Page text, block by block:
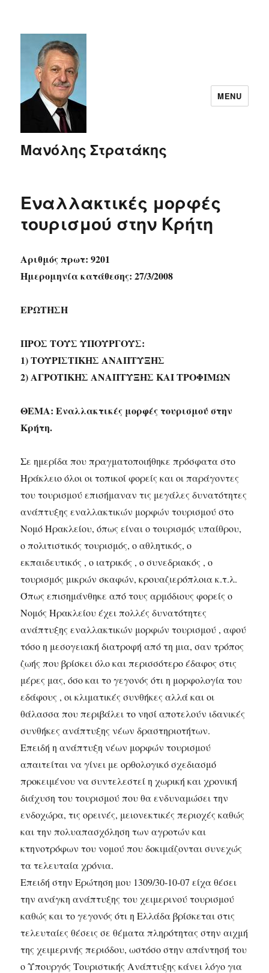
Μανόλης Στρατάκης
MENU
Εναλλακτικές μορφές
τουρισμού στην Κρήτη
Αριθμός πρωτ: 9201
Ημερομηνία κατάθεσης: 27/3/2008
ΕΡΩΤΗΣΗ
ΠΡΟΣ ΤΟΥΣ ΥΠΟΥΡΓΟΥΣ:
1) ΤΟΥΡΙΣΤΙΚΗΣ ΑΝΑΠΤΥΞΗΣ
2) ΑΓΡΟΤΙΚΗΣ ΑΝΑΠΤΥΞΗΣ ΚΑΙ ΤΡΟΦΙΜΩΝ
ΘΕΜΑ: Εναλλακτικές μορφές τουρισμού στην
Κρήτη.
Σε ημερίδα που πραγματοποιήθηκε πρόσφατα στο
Ηράκλειο όλοι οι τοπικοί φορείς και οι παράγοντες
του τουρισμού επισήμαναν τις μεγάλες δυνατότητες
ανάπτυξης εναλλακτικών μορφών τουρισμού στο
Νομό Ηρακλείου, όπως είναι ο τουρισμός υπαίθρου,
ο πολιτιστικός τουρισμός, ο αθλητικός, ο
εκπαιδευτικός , ο ιατρικός , ο συνεδριακός , ο
τουρισμός μικρών σκαφών, κρουαζιερόπλοια κ.τ.λ.
Όπως επισημάνθηκε από τους αρμόδιους φορείς ο
Νομός Ηρακλείου έχει πολλές δυνατότητες
ανάπτυξης εναλλακτικών μορφών τουρισμού , αφού
τόσο η μεσογειακή διατροφή από τη μια, σαν τρόπος
ζωής που βρίσκει όλο και περισσότερο έδαφος στις
μέρες μας, όσο και το γεγονός ότι η μορφολογία του
εδάφους , οι κλιματικές συνθήκες αλλά και οι
θάλασσα που περιβάλει το νησί αποτελούν ιδανικές
συνθήκες ανάπτυξης νέων δραστηριοτήτων.
Επειδή η ανάπτυξη νέων μορφών τουρισμού
απαιτείται να γίνει με ορθολογικό σχεδιασμό
προκειμένου να συντελεστεί η χωρική και χρονική
διάχυση του τουρισμού που θα ενδυναμώσει την
ενδοχώρα, τις ορεινές, μειονεκτικές περιοχές καθώς
και την πολυαπασχόληση των αγροτών και
κτηνοτρόφων του νομού που δοκιμάζονται συνεχώς
τα τελευταία χρόνια.
Επειδή στην Ερώτηση μου 1309/30-10-07 είχα θέσει
την ανάγκη ανάπτυξης του χειμερινού τουρισμού
καθώς και το γεγονός ότι η Ελλάδα βρίσκεται στις
τελευταίες θέσεις σε θέματα πληρότητας στην αιχμή
της χειμερινής περιόδου, ωστόσο στην απάντησή του
ο Υπουργός Τουριστικής Ανάπτυξης κάνει λόγο για